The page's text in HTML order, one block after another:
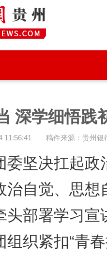
深学细悟践
11:56:41 稿件来源：贵州银
坚决扛起政
治自觉、思想
头部署学习宣
组织紧扣“青